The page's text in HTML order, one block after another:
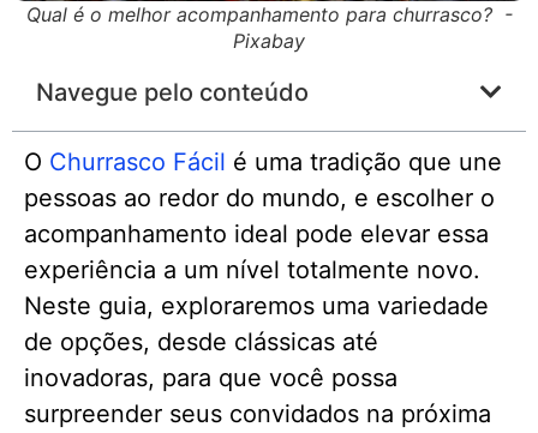
Qual é o melhor acompanhamento para churrasco? -
Pixabay
Navegue pelo conteúdo
O Churrasco Fácil é uma tradição que une
pessoas ao redor do mundo, e escolher o
acompanhamento ideal pode elevar essa
experiência a um nível totalmente novo.
Neste guia, exploraremos uma variedade
de opções, desde clássicas até
inovadoras, para que você possa
surpreender seus convidados na próxima